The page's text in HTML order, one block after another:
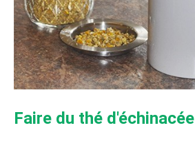
Faire du thé d'échinacée